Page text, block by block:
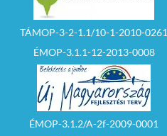
– Ha a licit során
megtett ajánlatok
és új ajánlatot egyik
ajánlattevő sem tesz,
a tárgyalást levezető
személy a nyertes
ajánlattevőt –
sorsolással állapítja
meg.
TÁMOP-3-2-1.1/10-1-2010-0261
ÉMOP-3.1.1-12-2013-0008
ÉMOP-3.1.2/A-2f-2009-0001